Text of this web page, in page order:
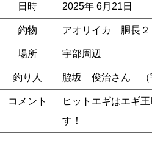
日時 2025年 6月21日
釣物 アオリイカ 胴長２
場所 宇部周辺
釣り人 脇坂 俊治さん （
コメント
ヒットエギはエギ
す！